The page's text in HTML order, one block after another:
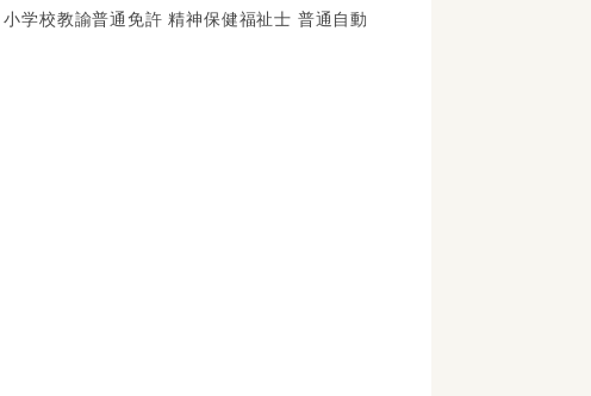
学校教諭普通免許 精神保健福祉士 普通自動